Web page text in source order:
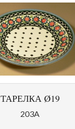
ТАРЕЛКА Ø19
203A